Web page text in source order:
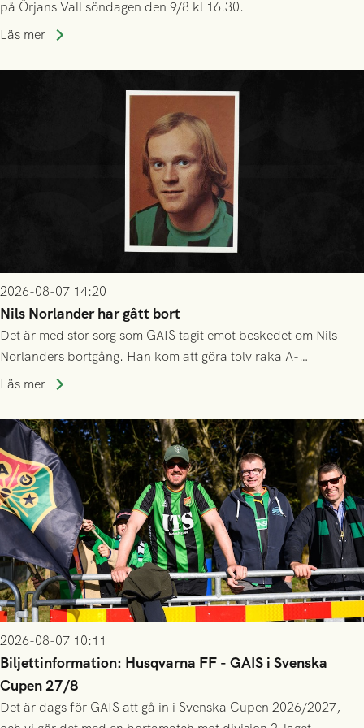
på Örjans Vall söndagen den 9/8 kl 16.30.
Läs mer
2026-08-07 14:20
Nils Norlander har gått bort
Det är med stor sorg som GAIS tagit emot beskedet om Nils
Norlanders bortgång. Han kom att göra tolv raka A-
lagssäsonger i Grönsvart och är en av få spelare som i GAIS
Läs mer
2026-08-07 10:11
Biljettinformation: Husqvarna FF - GAIS i Svenska
Cupen 27/8
Det är dags för GAIS att gå in i Svenska Cupen 2026/2027,